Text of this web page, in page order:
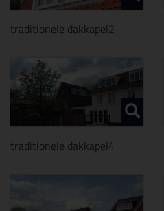
traditionele dakkapel2
traditionele dakkapel4